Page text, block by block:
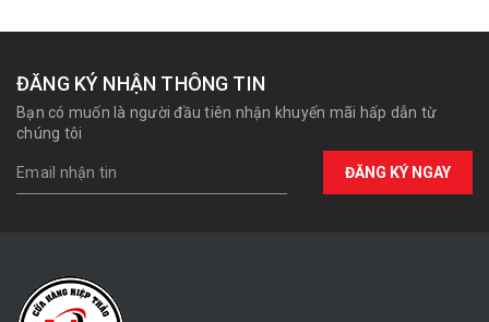
ĐĂNG KÝ NHẬN THÔNG TIN
Bạn có muốn là người đầu tiên nhận khuyến mãi hấp dẫn từ
chúng tôi
ĐĂNG KÝ NGAY